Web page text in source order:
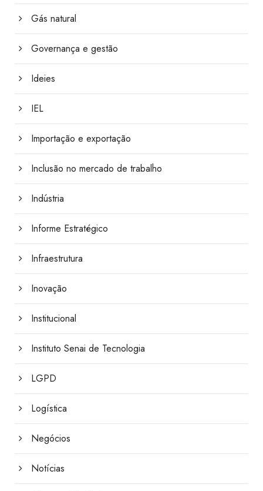
Gás natural
Governança e gestão
Ideies
IEL
Importação e exportação
Inclusão no mercado de trabalho
Indústria
Informe Estratégico
Infraestrutura
Inovação
Institucional
Instituto Senai de Tecnologia
LGPD
Logística
Negócios
Notícias